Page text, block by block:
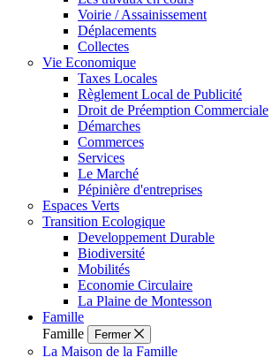
Voirie / Assainissement
Déplacements
Collectes
Vie Economique
Taxes Locales
Règlement Local de Publicité
Droit de Préemption Commerciale
Démarches
Commerces
Services
Le Marché
Pépinière d'entreprises
Espaces Verts
Transition Ecologique
Developpement Durable
Biodiversité
Mobilités
Economie Circulaire
La Plaine de Montesson
Famille
Famille
Fermer
La Maison de la Famille